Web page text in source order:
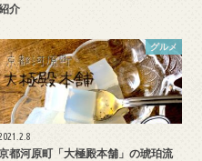
介
グルメ
都河原町「大極殿本舗」の琥珀流